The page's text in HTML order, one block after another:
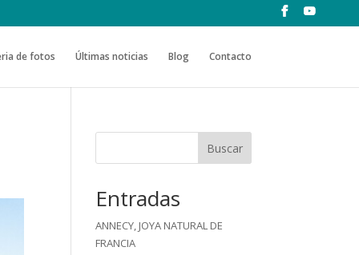
de fotos Últimas noticias Blog Contacto
Buscar
Entradas
ANNECY, JOYA NATURAL DE
FRANCIA